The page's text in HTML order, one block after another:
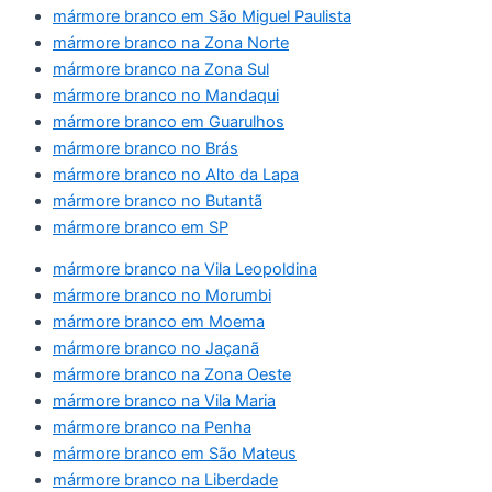
mármore branco em São Miguel Paulista
mármore branco na Zona Norte
mármore branco na Zona Sul
mármore branco no Mandaqui
mármore branco em Guarulhos
mármore branco no Brás
mármore branco no Alto da Lapa
mármore branco no Butantã
mármore branco em SP
mármore branco na Vila Leopoldina
mármore branco no Morumbi
mármore branco em Moema
mármore branco no Jaçanã
mármore branco na Zona Oeste
mármore branco na Vila Maria
mármore branco na Penha
mármore branco em São Mateus
mármore branco na Liberdade